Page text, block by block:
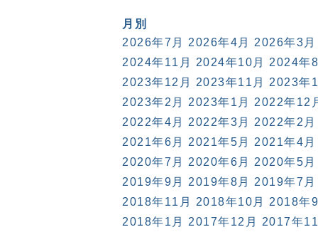
月別
2026年7月
2026年4月 2026年3月
2024年11月
2024年10月 2024年8
2023年12月
2023年11月 2023年
2023年2月
2023年1月 2022年12
2022年4月
2022年3月 2022年2月
2021年6月
2021年5月 2021年4月
2020年7月
2020年6月 2020年5月
2019年9月
2019年8月 2019年7月
2018年11月
2018年10月 2018年9
2018年1月
2017年12月 2017年11